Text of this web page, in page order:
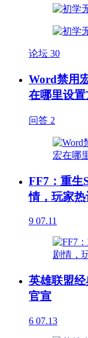
论坛 30
Word禁用
在哪里设置
问答 2
FF7：重生
情，玩家
9 07.11
英雄联盟
官宣
6 07.13